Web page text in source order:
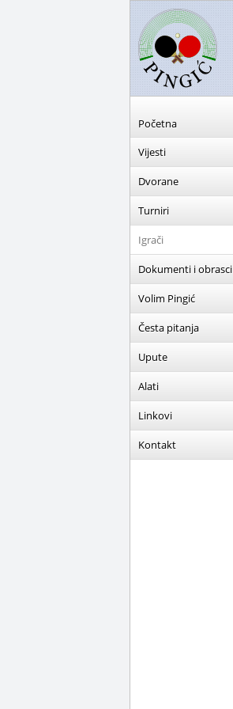
Početna
Vijesti
Dvorane
Turniri
Igrači
Dokumenti i obrasci
Volim Pingić
Česta pitanja
Upute
Alati
Linkovi
Kontakt